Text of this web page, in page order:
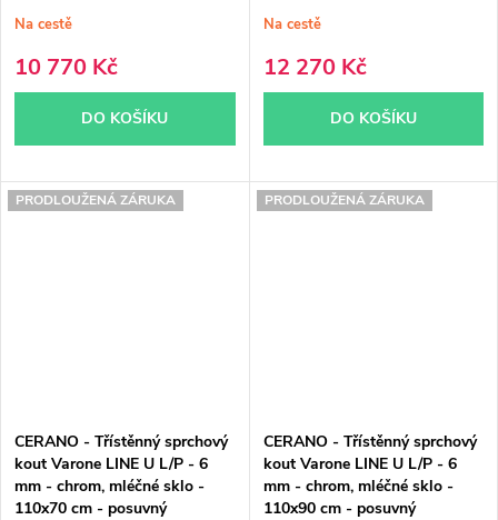
Na cestě
10 770 Kč
DO KOŠÍKU
Na cestě
12 270 Kč
DO KOŠÍKU
PRODLOUŽENÁ ZÁRUKA
CERANO - Třístěnný sprchový
kout Varone LINE U L/P - 6
mm - chrom, mléčné sklo -
110x70 cm - posuvný
PRODLOUŽENÁ ZÁRUKA
CERANO - Třístěnný sprchový
kout Varone LINE U L/P - 6
mm - chrom, mléčné sklo -
110x90 cm - posuvný